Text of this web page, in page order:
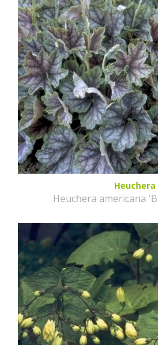
Heuchera
Heuchera americana